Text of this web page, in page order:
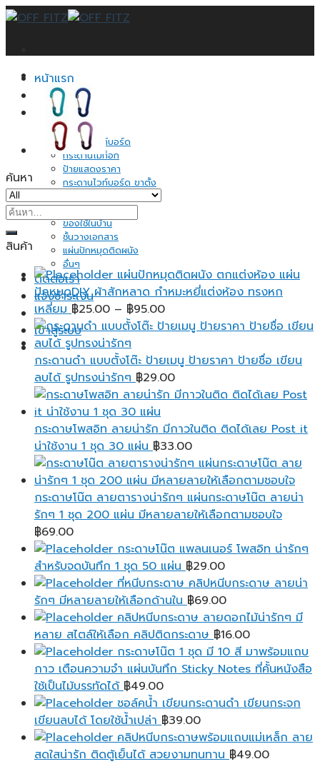
Skip
หน้าแรก
บทความ
สินค้าทั้งหมด
กระดานดำ
กระดานไวท์บอร์ด
กระดานไม้ก็อก
ป้ายแสดงราคา
กระดานไวท์บอร์ด ขาตั้ง
กระดาษโน้ต
ของใช้ในบ้าน
ชั้นวางเอกสาร
แผ่นปักหมุดติดผนัง
อื่นๆ
ติดต่อเรา
แจ้งชำระเงิน
เข้าสู่ระบบ
ค้นหา
ค้นหา:
สินค้า
แผ่นปักหมุดติดผนัง ตกแต่งห้อง แผ่น
ปักหมุดDIY ผ้าสักหลาด กำหมะหยี่แต่งห้อง ทรงหก
เหลี่ยม ฿25.00 – ฿95.00Price
range:
through
฿95.00
กระดานดำ แบบตั้งโต๊ะ ป้ายเมนู ป้ายราคา ป้ายชื่อ เขียน
ลบได้ รูปทรงน่ารักๆ ฿29.00
กระดาษโพสอิท ลายน่ารัก มีกาวในติด ติดได้เลย Post it
น่าใช้งาน 1 ชุด 30 แผ่น ฿33.00
กระดาษโน๊ต ลายตารางน่ารักๆ แผ่นกระดาษโน๊ต ลายน่า
รักๆ 1 ชุด 200 แผ่น มีหลายลายให้เลือกตามชอบใจ
฿69.00
กระดาษโน๊ต แพลนเนอร์ โพสอิท น่ารักๆ
สำหรับจดบันทึก 1 ชุด 50 แผ่น ฿29.00
ที่หนีบกระดาษ คลิปหนีบกระดาษ ลายน่า
รักๆ มีหลายลายให้เลือกด้านใน ฿69.00
คลิปหนีบกระดาษ ลายดอกไม้น่ารักๆ มี
หลาย สไตล์ให้เลือก คลิปติดกระดาษ ฿16.00
กระดาษโน๊ต 1 ชุด มี 10 สี มาพร้อมแถบ
กาว เตือนความจํา แผ่นบันทึก Sticky Notes ที่คั้นหนังสือ
ใช้เป็นไม้บรรทัดได้ ฿49.00
ชอล์คน้ำ เขียนกระดานดำ เขียนกระจก
เขียนลบได้ โดยใช้น้ำเปล่า ฿39.00
คลิปหนีบกระดาษพร้อมแถบแม่เหล็ก ลาย
สดใสน่ารัก ติดตู้เย็นได้ สวยงามทนทาน ฿49.00